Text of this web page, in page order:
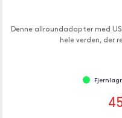
Denne allroundadapter med
hele verden, der